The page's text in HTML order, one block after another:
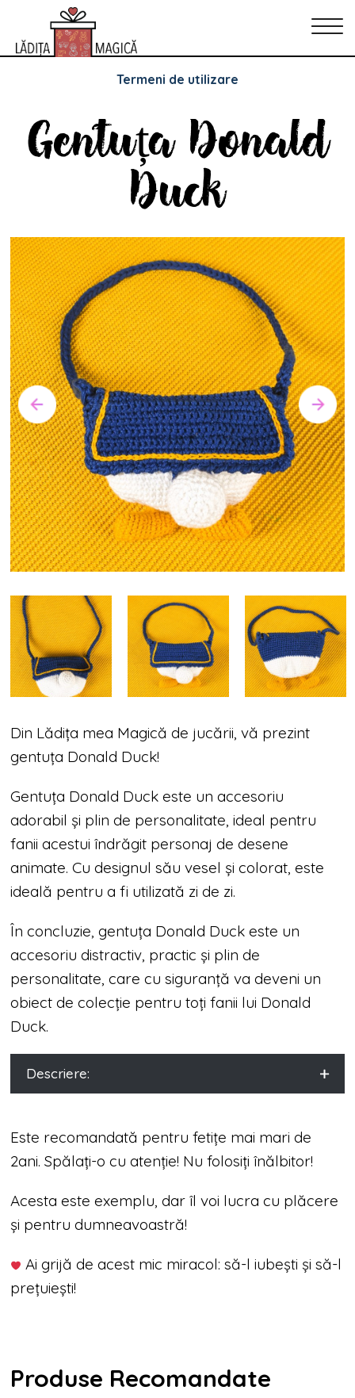
Gentuța Donald
Duck
Din Lădița mea Magică de jucării, vă prezint
gentuța Donald Duck!
Gentuța Donald Duck este un accesoriu
adorabil și plin de personalitate, ideal pentru
fanii acestui îndrăgit personaj de desene
animate. Cu designul său vesel și colorat, este
ideală pentru a fi utilizată zi de zi.
În concluzie, gentuța Donald Duck este un
accesoriu distractiv, practic și plin de
personalitate, care cu siguranță va deveni un
obiect de colecție pentru toți fanii lui Donald
Duck.
Descriere:
Este recomandată pentru fetițe mai mari de
2ani. Spălați-o cu atenție! Nu folosiți înălbitor!
Acesta este exemplu, dar îl voi lucra cu plăcere
și pentru dumneavoastră!
Ai grijă de acest mic miracol: să-l iubești și să-l
prețuiești!
Produse Recomandate
Politica de cookie-uri
Termeni de utilizare